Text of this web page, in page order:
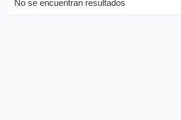
No se encuentran resultados